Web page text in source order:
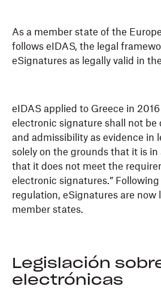
As a member state of the
follows eIDAS, the legal
eSignatures as legally valid in
eIDAS applied to Greece in
electronic signature shall not be
and admissibility as evidence in
solely on the grounds that it is
that it does not meet the
electronic signatures.”
regulation, eSignatures are now
member states.
Legislación
electrónicas